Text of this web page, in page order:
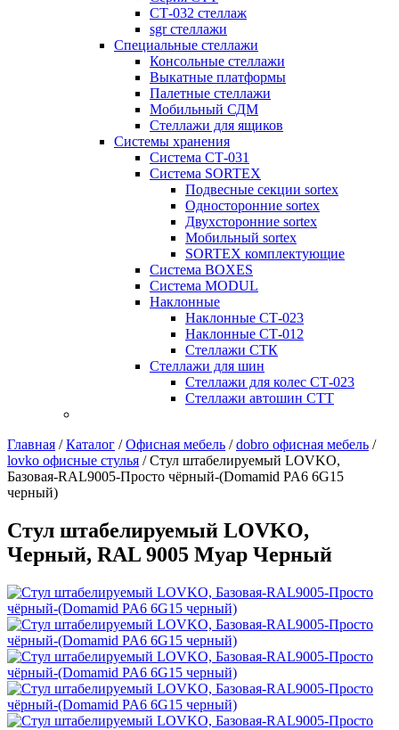
СТ-032 стеллаж
sgr стеллажи
Специальные стеллажи
Консольные стеллажи
Выкатные платформы
Палетные стеллажи
Мобильный СДМ
Стеллажи для ящиков
Системы хранения
Система СТ-031
Система SORTEX
Подвесные секции sortex
Односторонние sortex
Двухсторонние sortex
Мобильный sortex
SORTEX комплектующие
Система BOXES
Система MODUL
Наклонные
Наклонные СТ-023
Наклонные СТ-012
Стеллажи СТК
Стеллажи для шин
Стеллажи для колес СТ-023
Стеллажи автошин СТТ
Главная /Каталог /Офисная мебель /dobro офисная мебель /
lovko офисные стулья /Стул штабелируемый LOVKO,
Базовая-RAL9005-Просто чёрный-(Domamid PA6 6G15
черный)
Стул штабелируемый LOVKO,
Черный, RAL 9005 Муар Черный